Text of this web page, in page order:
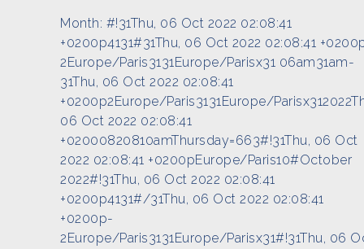
Month: #!31Thu, 06 Oct 2022 02:08:41
+0200p4131#31Thu, 06 Oct 2022 02:08:41
2Europe/Paris3131Europe/Parisx31 06am31am-
31Thu, 06 Oct 2022 02:08:41
+0200p2Europe/Paris3131Europe/
06 Oct 2022 02:08:41
+02000820810amThursday=663#!31Thu, 06 Oct
2022 02:08:41 +0200pEurope/Paris10#October
2022#!31Thu, 06 Oct 2022 02:08:41
+0200p4131#/31Thu, 06 Oct 2022 02:08:41
+0200p-
2Europe/Paris3131Europe/Parisx31#!31Thu, 06